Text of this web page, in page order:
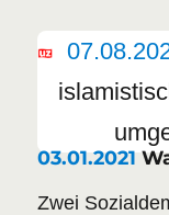
03.01.2021
Zwei